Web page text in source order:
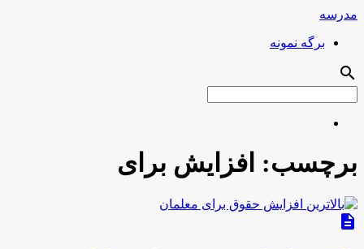
مدرسه
برگه نمونه
search
برچسب: افزایش برای
description